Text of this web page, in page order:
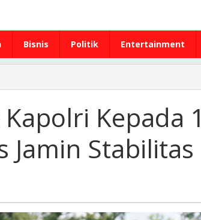
Bisnis Politik Entertainment
Kapolri Kepada
Jamin